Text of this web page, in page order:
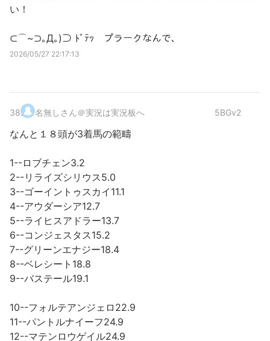
い！
⊂⌒~⊃｡Д｡)⊃ ﾄﾞﾃｯ プラークなんで、
2026/05/27 22:17:13
38. 名無しさん＠実況は実況板へ 5BGv2
なんと１８頭が3着馬の範疇
1--ロブチェン3.2
2--リライズシリウス5.0
3--ゴーイントゥスカイ11.1
4--アウダーシア12.7
5--ライヒスアドラー13.7
6--コンジェスタス15.2
7--グリーンエナジー18.4
8--ベレシート18.8
9--バステール19.1
10--フォルテアンジェロ22.9
11--パントルナイーフ24.9
12--マテンロウゲイル24.9